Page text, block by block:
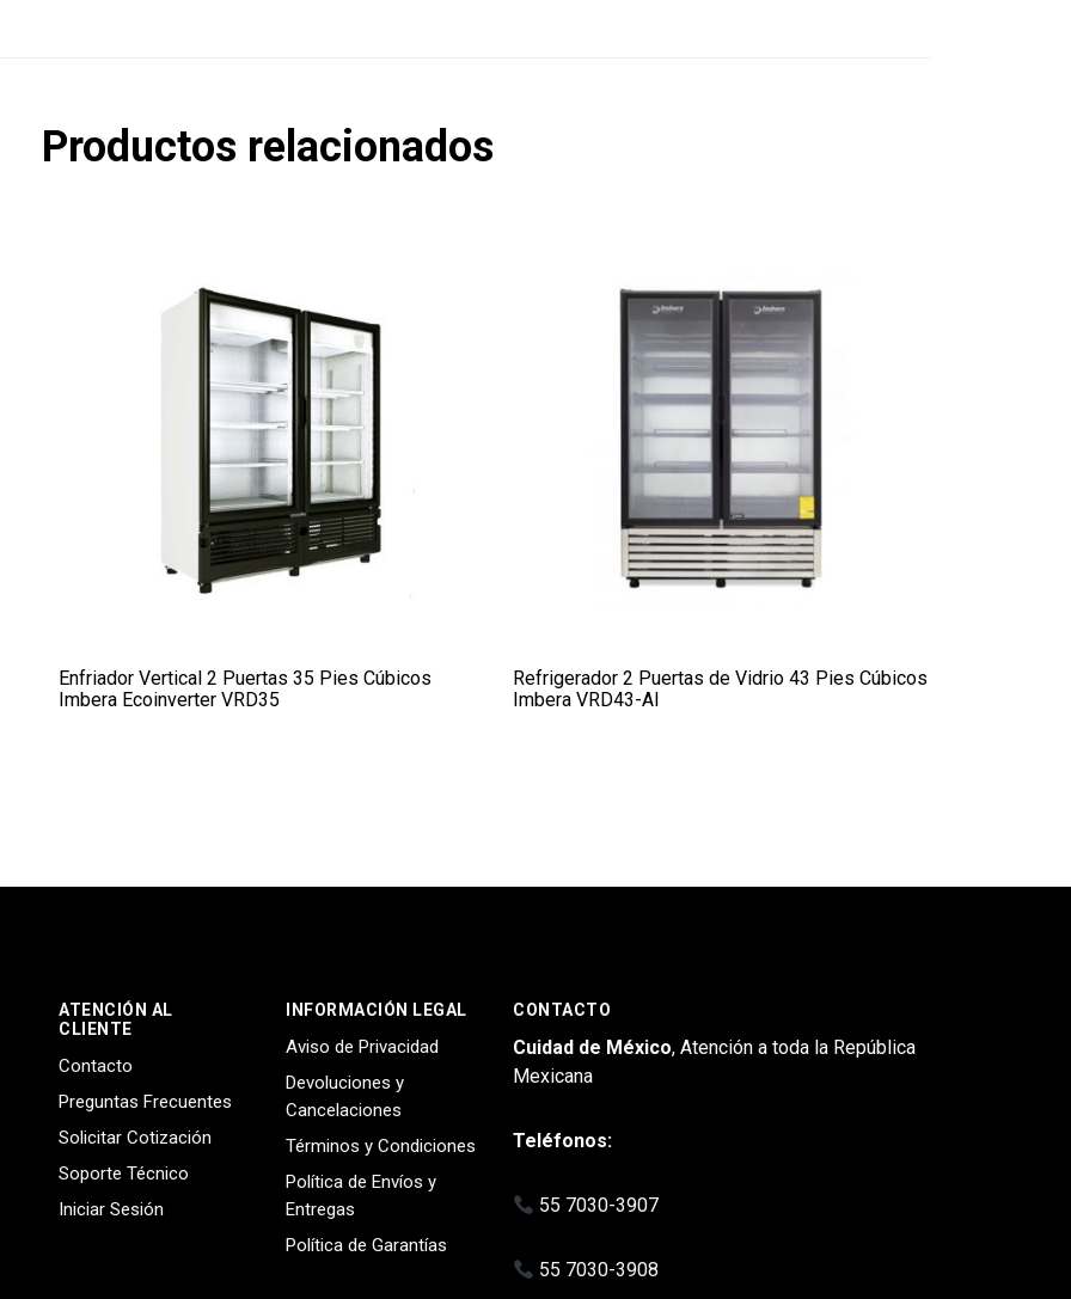
Productos relacionados
Enfriador Vertical 2 Puertas 35 Pies Cúbicos
Imbera Ecoinverter VRD35
Refrigerador 2 Puertas de Vidrio 43 Pies Cúbicos
Imbera VRD43-AI
ATENCIÓN AL
CLIENTE
Contacto
Preguntas Frecuentes
Solicitar Cotización
Soporte Técnico
Iniciar Sesión
INFORMACIÓN LEGAL
Aviso de Privacidad
Devoluciones y
Cancelaciones
Términos y Condiciones
Política de Envíos y
Entregas
Política de Garantías
CONTACTO
Cuidad de México, Atención a toda la República
Mexicana
Teléfonos:
55 7030-3907
55 7030-3908